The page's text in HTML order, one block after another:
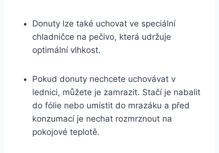
Donuty lze také uchovat ve speciální
chladničce na pečivo, která udržuje
optimální vlhkost.
Pokud donuty nechcete uchovávat v
lednici, můžete je zamrazit. Stačí je nabalit
do fólie nebo umístit do mrazáku a před
konzumací je nechat rozmrznout na
pokojové teplotě.